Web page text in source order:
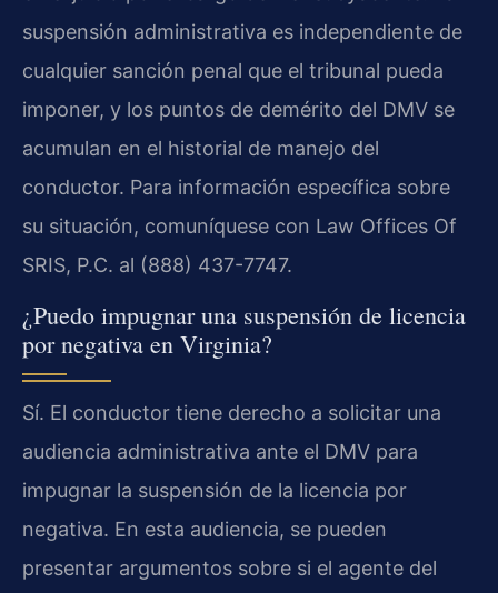
suspensión administrativa es independiente de
cualquier sanción penal que el tribunal pueda
imponer, y los puntos de demérito del DMV se
acumulan en el historial de manejo del
conductor. Para información específica sobre
su situación, comuníquese con Law Offices Of
SRIS, P.C. al (888) 437-7747.
¿Puedo impugnar una suspensión de licencia
por negativa en Virginia?
Sí. El conductor tiene derecho a solicitar una
audiencia administrativa ante el DMV para
impugnar la suspensión de la licencia por
negativa. En esta audiencia, se pueden
presentar argumentos sobre si el agente del